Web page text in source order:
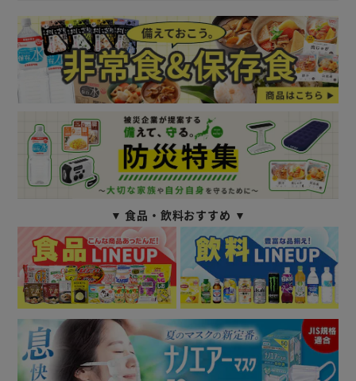
▼ 食品・飲料おすすめ ▼